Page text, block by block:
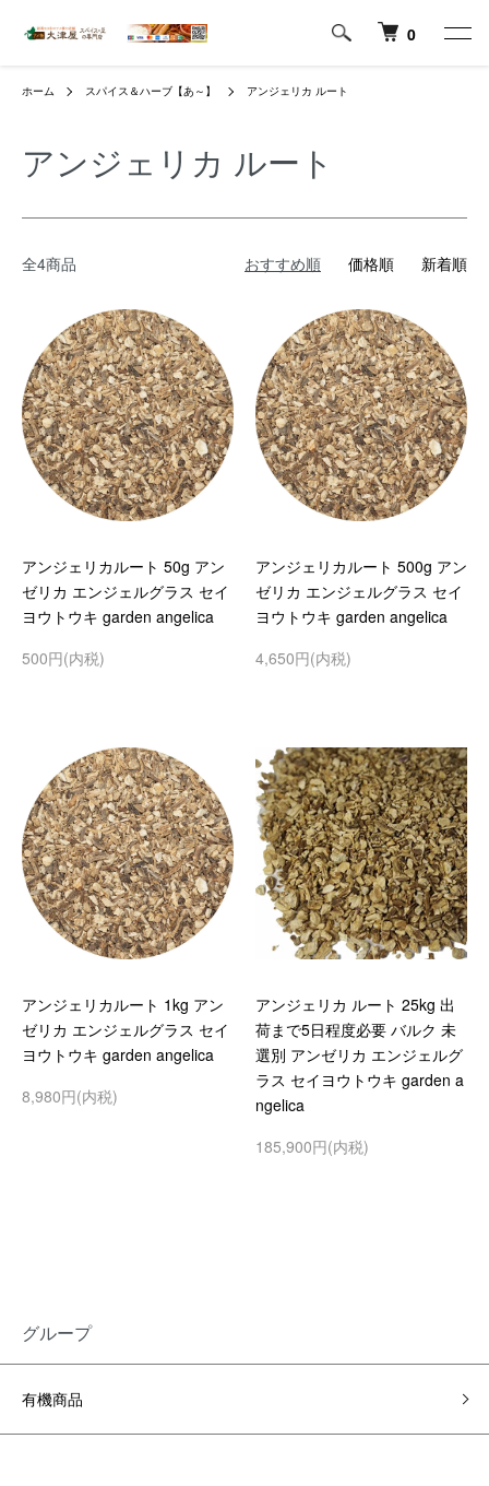
0
ホーム スパイス＆ハーブ【あ～】 アンジェリカ ルート
アンジェリカ ルート
全4商品 おすすめ順 価格順 新着順
アンジェリカルート 50g アン
ゼリカ エンジェルグラス セイ
ヨウトウキ garden angelica
500円(内税)
アンジェリカルート 500g アン
ゼリカ エンジェルグラス セイ
ヨウトウキ garden angelica
4,650円(内税)
アンジェリカルート 1kg アン
ゼリカ エンジェルグラス セイ
ヨウトウキ garden angelica
8,980円(内税)
アンジェリカ ルート 25kg 出
荷まで5日程度必要 バルク 未
選別 アンゼリカ エンジェルグ
ラス セイヨウトウキ garden a
ngelica
185,900円(内税)
グループ
有機商品